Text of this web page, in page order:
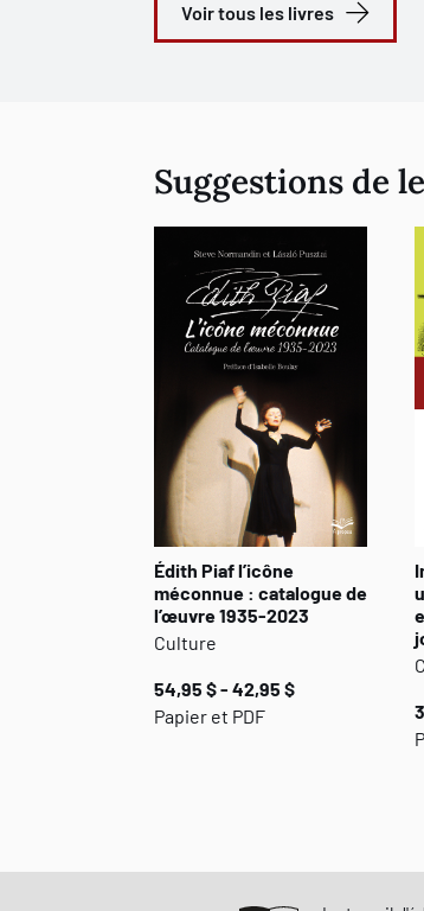
Voir tous les livres
Suggestions de
Édith Piaf l’icône
méconnue : catalogue de
l’œuvre 1935-2023
Culture
54,95 $ - 42,95 $
Papier et PDF